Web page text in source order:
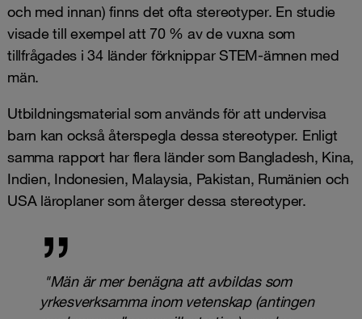
och med innan) finns det ofta stereotyper. En studie
visade till exempel att 70 % av de vuxna som
tillfrågades i 34 länder förknippar STEM-ämnen med
män.
Utbildningsmaterial som används för att undervisa
barn kan också återspegla dessa stereotyper. Enligt
samma rapport har flera länder som Bangladesh, Kina,
Indien, Indonesien, Malaysia, Pakistan, Rumänien och
USA läroplaner som återger dessa stereotyper.
"Män är mer benägna att avbildas som
yrkesverksamma inom vetenskap (antingen